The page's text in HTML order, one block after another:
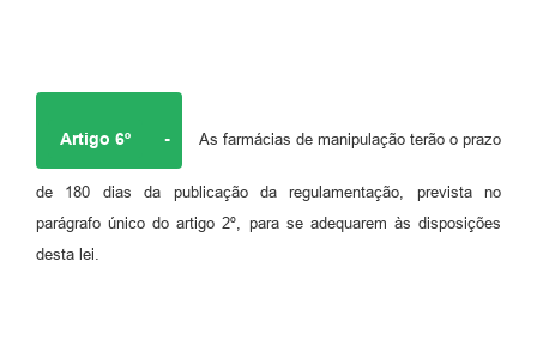
Artigo 6º - As farmácias de manipulação terão o prazo
de 180 dias da publicação da regulamentação, prevista no
parágrafo único do artigo 2º, para se adequarem às disposições
desta lei.